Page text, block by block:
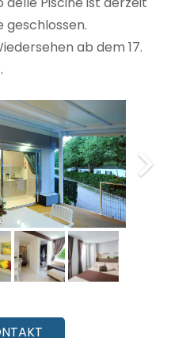
geschlossen.
ab dem 17.